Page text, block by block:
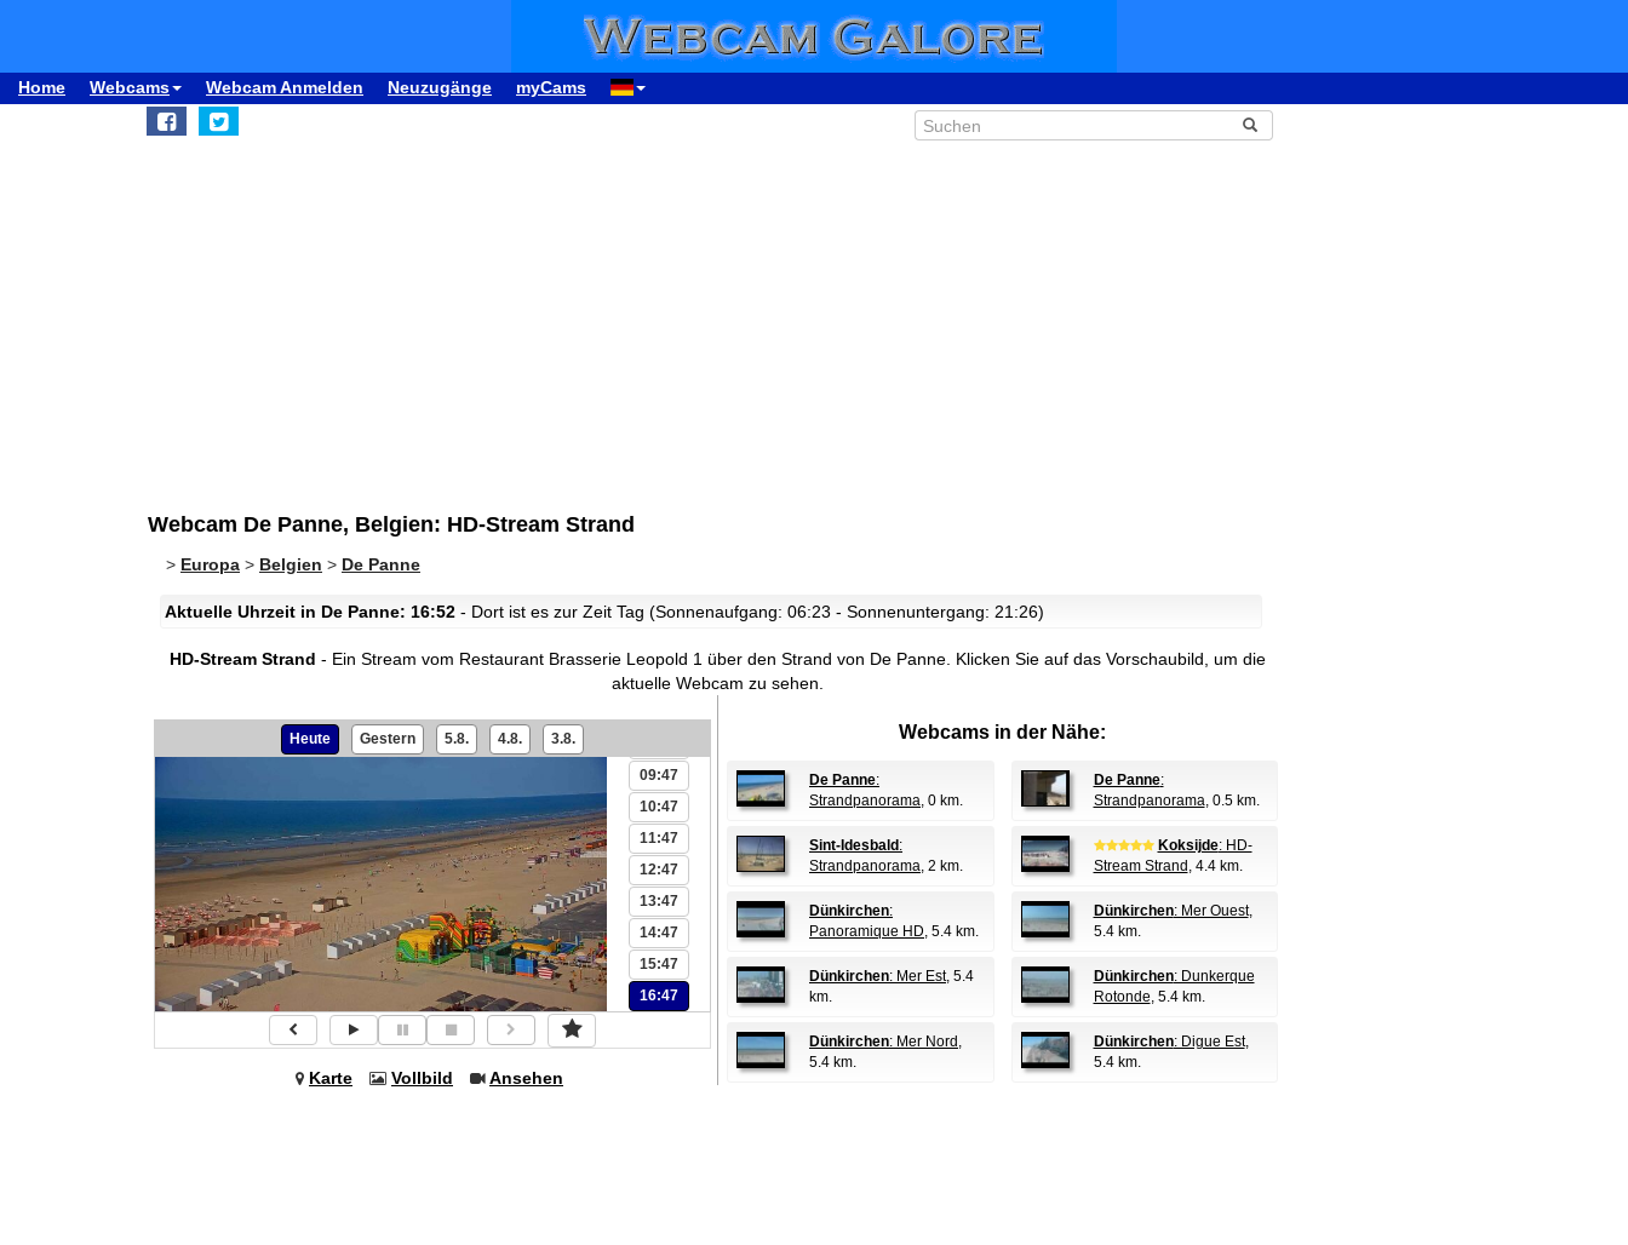
Home Webcams Webcam Anmelden Neuzugänge myCams
Webcam De Panne, Belgien: HD-Stream Strand
> Europa > Belgien > De Panne
Aktuelle Uhrzeit in De Panne: 16:52 - Dort ist es zur Zeit Tag (Sonnenaufgang: 06:23 - Sonnenuntergang: 21:26)
HD-Stream Strand - Ein Stream vom Restaurant Brasserie Leopold 1 über den Strand von De Panne. Klicken Sie auf das Vorschaubild, um die
aktuelle Webcam zu sehen.
Heute Gestern 5.8. 4.8. 3.8.
04:47
05:47
06:47
09:47
10:47
11:47
12:47
13:47
14:47
15:47
16:47
Karte Vollbild Ansehen
Webcams in der Nähe:
De Panne:
Strandpanorama, 0 km.
De Panne:
Strandpanorama, 0.5 km.
Sint-Idesbald :
Strandpanorama, 2 km.
Koksijde: HD-
Stream Strand , 4.4 km.
Dünkirchen:
Panoramique HD, 5.4 km.
Dünkirchen: Mer Ouest,
5.4 km.
Dünkirchen: Mer Est, 5.4
km.
Dünkirchen: Dunkerque
Rotonde, 5.4 km.
Dünkirchen: Mer Nord ,
5.4 km.
Dünkirchen: Digue Est,
5.4 km.